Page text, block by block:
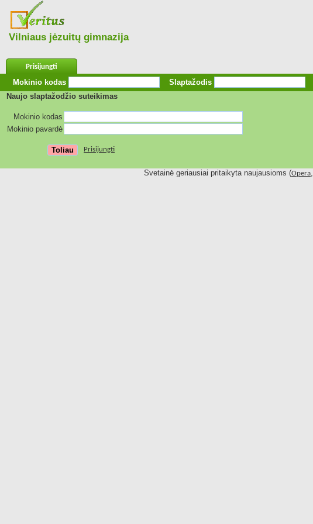
Vilniaus jėzuitų gimnazija
Prisijungti
Mokinio kodas Slaptažodis
Naujo slaptažodžio suteikimas
Mokinio kodas
Mokinio pavardė
Prisijungti
Svetainė geriausiai pritaikyta naujausioms (Opera,